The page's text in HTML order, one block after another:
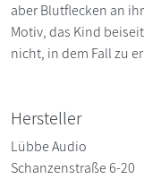
aber Blutflecken an
Motiv, das Kind
nicht, in dem Fall zu
Hersteller
Lübbe Audio
Schanzenstraße 6-20